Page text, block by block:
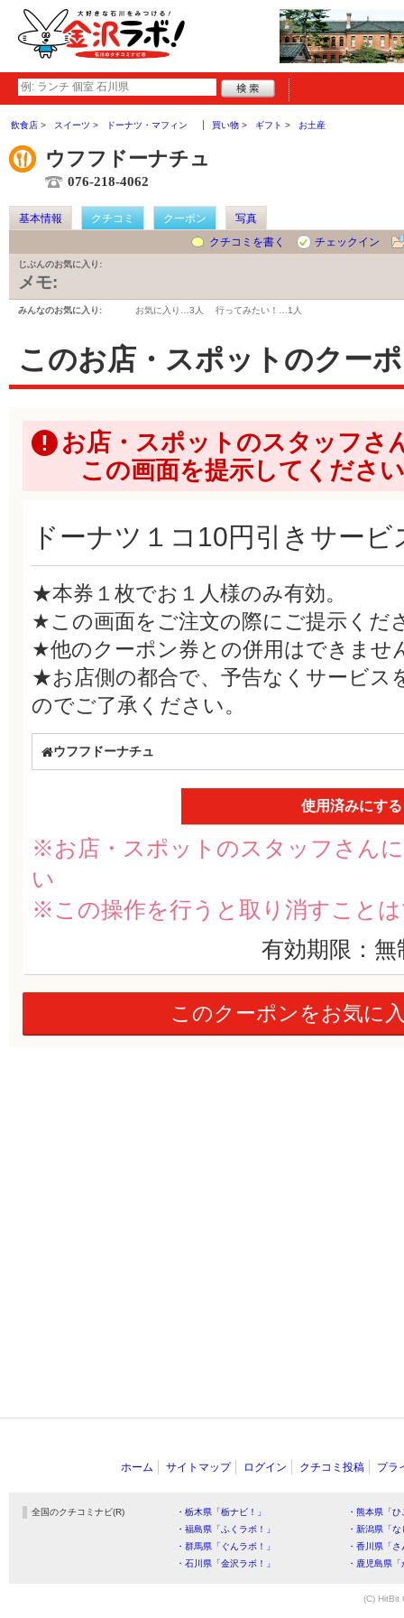
飲食店 スイーツ ドーナツ・マフィン 買い物 ギフト お土産
ウフフドーナチュ
076-218-4062
基本情報 クチコミ クーポン
写真
クチコミを書く
チェックイン
じぶんのお気に入り:
メモ:
みんなのお気に入り: お気に入り… 3人 行ってみたい！… 1人
このお店・スポットのクー
お店・スポットのスタッフさ
この画面を提示してください
ドーナツ１コ10円引きサービ
★本券１枚でお１人様のみ有効。
★この画面をご注文の際にご提示くだ
★他のクーポン券との併用はできませ
★お店側の都合で、予告なくサービス
のでご了承ください。
ウフフドーナチュ
使用済みにする
※お店・スポットのスタッフさん
い
※この操作を行うと取り消すこと
有効期限：無
このクーポンをお気に
ホーム サイトマップ ログイン クチコミ投稿 プラ
全国のクチコミナビ(R) ・栃木県「栃ナビ！」
・熊本県「
・福島県「ふくラボ！」
・新潟県「
・群馬県「ぐんラボ！」
・香川県「
・石川県「金沢ラボ！」
・鹿児島県
(C) HitBit